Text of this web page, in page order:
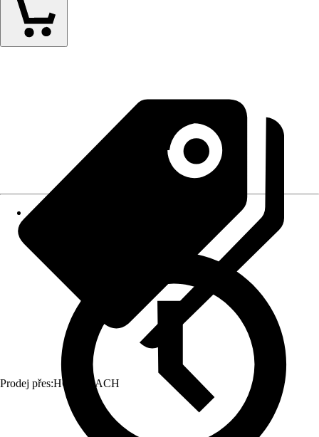
Prodej přes:HORNBACH